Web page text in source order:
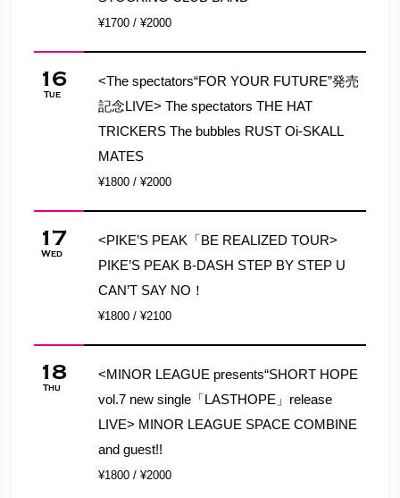
¥1700 / ¥2000
16
Tue
<The spectators“FOR YOUR FUTURE”発売
記念LIVE> The spectators THE HAT
TRICKERS The bubbles RUST Oi-SKALL
MATES
¥1800 / ¥2000
17
Wed
<PIKE’S PEAK「BE REALIZED TOUR>
PIKE’S PEAK B-DASH STEP BY STEP U
CAN’T SAY NO！
¥1800 / ¥2100
18
Thu
<MINOR LEAGUE presents“SHORT HOPE
vol.7 new single「LASTHOPE」release
LIVE> MINOR LEAGUE SPACE COMBINE
and guest!!
¥1800 / ¥2000